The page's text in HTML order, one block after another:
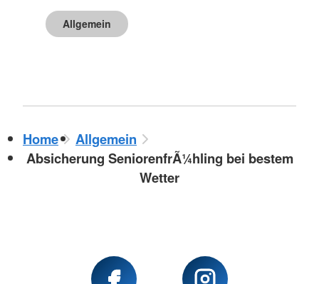
Allgemein
Home
Allgemein
Absicherung SeniorenfrÃ¼hling bei bestem
Wetter